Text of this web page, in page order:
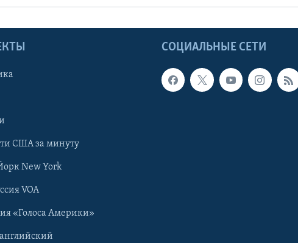
СОЦИАЛЬНЫЕ СЕТИ
США за минуту
New York
VOA
«Голоса Америки»